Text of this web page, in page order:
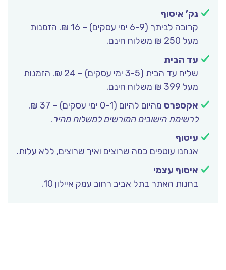
נק’ איסוף
קרובה לביתך (6-9 ימי עסקים) – 16 ₪. הזמנות
עד הבית
שליח עד הבית (3-5 ימי עסקים) – 24 ₪. הזמנות
אקספרסמהיום להיום (0-1 ימי עסקים) – 37 ₪.
לרשימת הישובים המורשים למשלוח מהיר.
עיטוף
אנחנו עוטפים כמה שרוצים ואיך שרוצים, ללא עלות.
איסוף עצמי
בחנות האתר בתל אביב רחוב עמק איילון 10.